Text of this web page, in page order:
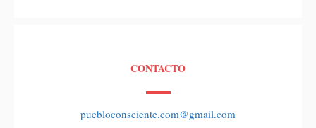
CONTACTO
puebloconsciente.com@gmail.com